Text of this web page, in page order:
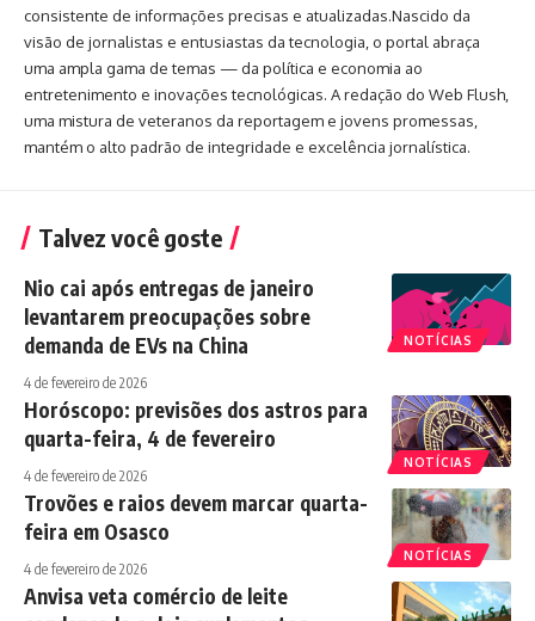
consistente de informações precisas e atualizadas.Nascido da
visão de jornalistas e entusiastas da tecnologia, o portal abraça
uma ampla gama de temas — da política e economia ao
entretenimento e inovações tecnológicas. A redação do Web Flush,
uma mistura de veteranos da reportagem e jovens promessas,
mantém o alto padrão de integridade e excelência jornalística.
Talvez você goste
NOTÍCIAS
Nio cai após entregas de janeiro
levantarem preocupações sobre
demanda de EVs na China
4 de fevereiro de 2026
NOTÍCIAS
Horóscopo: previsões dos astros para
quarta-feira, 4 de fevereiro
4 de fevereiro de 2026
NOTÍCIAS
Trovões e raios devem marcar quarta-
feira em Osasco
4 de fevereiro de 2026
Anvisa veta comércio de leite